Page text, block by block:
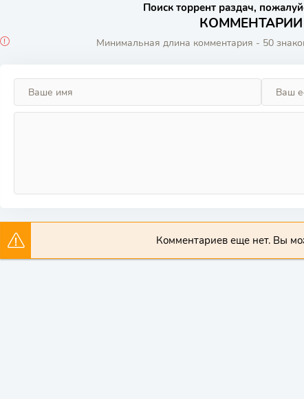
Поиск торрент раздач,
КОММЕНТАРИИ
Минимальная длина комментария - 50
Комментариев еще нет. Вы